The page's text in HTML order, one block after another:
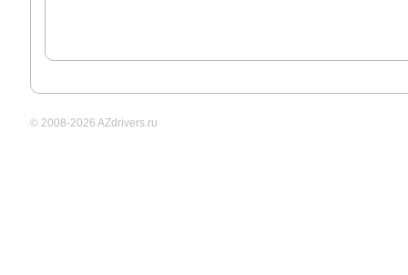
© 2008-2026 AZdrivers.ru